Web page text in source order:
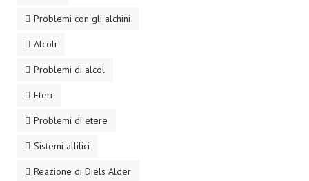
Problemi con gli alchini
Alcoli
Problemi di alcol
Eteri
Problemi di etere
Sistemi allilici
Reazione di Diels Alder